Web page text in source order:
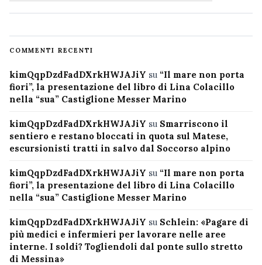
COMMENTI RECENTI
kimQqpDzdFadDXrkHWJAJiY su “Il mare non porta
fiori”, la presentazione del libro di Lina Colacillo
nella “sua” Castiglione Messer Marino
kimQqpDzdFadDXrkHWJAJiY su Smarriscono il
sentiero e restano bloccati in quota sul Matese,
escursionisti tratti in salvo dal Soccorso alpino
kimQqpDzdFadDXrkHWJAJiY su “Il mare non porta
fiori”, la presentazione del libro di Lina Colacillo
nella “sua” Castiglione Messer Marino
kimQqpDzdFadDXrkHWJAJiY su Schlein: «Pagare di
più medici e infermieri per lavorare nelle aree
interne. I soldi? Togliendoli dal ponte sullo stretto
di Messina»